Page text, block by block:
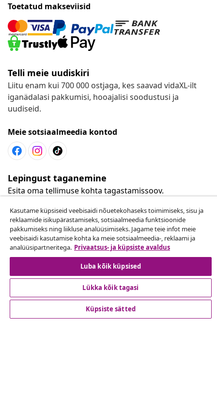
Toetatud makseviisid
Telli meie uudiskiri
Liitu enam kui 700 000 ostjaga, kes saavad vidaXL-ilt
iganädalasi pakkumisi, hooajalisi soodustusi ja
uudiseid.
Meie sotsiaalmeedia kontod
Lepingust taganemine
Esita oma tellimuse kohta tagastamissoov.
Lepingust taganemine
Klienditeenindus
Kasutame küpsiseid veebisaidi nõuetekohaseks toimimiseks, sisu ja
reklaamide isikupärastamiseks, sotsiaalmeedia funktsioonide
pakkumiseks ning liikluse analüüsimiseks. Jagame teie infot meie
veebisaidi kasutamise kohta ka meie sotsiaalmeedia-, reklaami ja
analüüsipartneritega. Privaatsus- ja küpsiste avaldus
Luba kõik küpsised
Lükka kõik tagasi
Küpsiste sätted